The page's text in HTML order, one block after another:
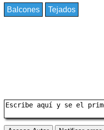
Balcones Tejados